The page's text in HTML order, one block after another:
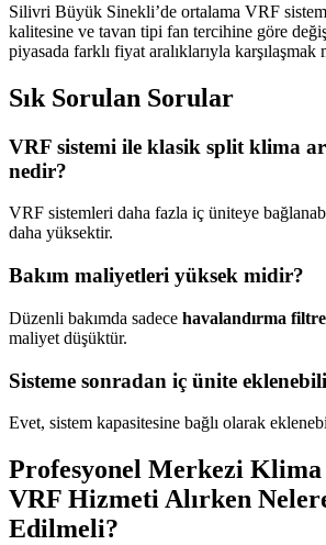
Silivri Büyük Sinekli’de ortalama VRF
kalitesine ve tavan tipi fan tercihine göre
piyasada farklı fiyat aralıklarıyla karşılaşmak
Sık Sorulan Sorular
VRF sistemi ile klasik split klima
nedir?
VRF sistemleri daha fazla iç üniteye
daha yüksektir.
Bakım maliyetleri yüksek midir?
Düzenli bakımda sadece havalandırma
maliyet düşüktür.
Sisteme sonradan iç ünite
Evet, sistem kapasitesine bağlı olarak
Profesyonel Merkezi
VRF Hizmeti Alırken
Edilmeli?